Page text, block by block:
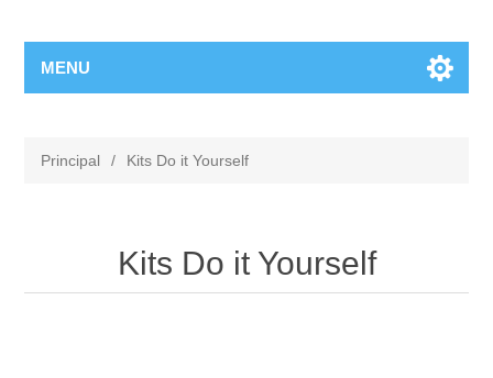
MENU
Principal / Kits Do it Yourself
Kits Do it Yourself